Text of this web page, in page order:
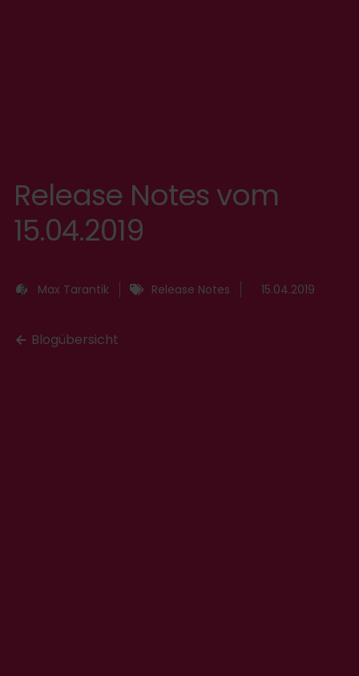
Release Notes vom
15.04.2019
Max Tarantik Release Notes 15.04.2019
Blogübersicht